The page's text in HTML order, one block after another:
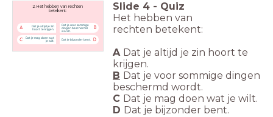
2. Het hebben van rechten
betekent:
A
Dat je altijd je zin
hoort te krijgen.
B
Dat je voor sommige
dingen beschermd
wordt.
C
Dat je mag doen wat
je wilt.
D
Dat je bijzonder bent.
Slide 4 - Quiz
Het hebben van
rechten betekent:
A Dat je altijd je zin hoort te
krijgen.
B Dat je voor sommige dingen
beschermd wordt.
C Dat je mag doen wat je wilt.
D Dat je bijzonder bent.